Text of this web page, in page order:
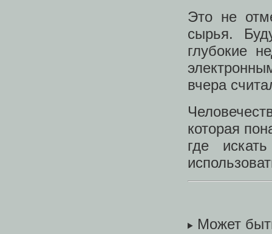
Это не
сырья.
глубокие
вчера
которая
где
Может